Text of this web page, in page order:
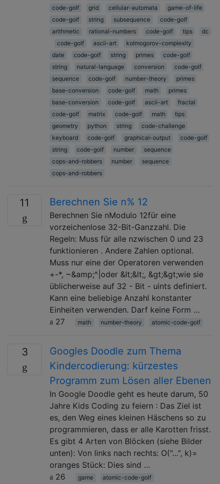
code-golf
grid cellular-automata
game-of-life
code-golf
string subsequence
code-golf
arithmetic
rational-numbers code-golf tips
dc
code-golf
ascii-art
kolmogorov-complexity
date
code-golf string primes
code-golf
string
natural-language conversion
code-golf
sequence
code-golf number-theory
primes
base-conversion
code-golf math
primes
base-conversion
code-golf ascii-art
fractal
code-golf
matrix code-golf math
tips
geometry
python string
code-challenge
keyboard
code-golf graphical-output
code-golf
string
code-golf number
sequence
cops-and-robbers
number
sequence
cops-and-robbers
11 Berechnen Sie n% 12
Berechnen Sie nModulo 12für eine
vorzeichenlose 32-Bit-Ganzzahl. Die
Regeln: Muss für alle nzwischen 0 und 23
funktionieren . Andere Zahlen optional.
Muss nur eine der Operatoren verwenden
+-*, ~&amp;^|oder &lt;&lt;, &gt;&gt;wie sie
üblicherweise auf 32 - Bit - uints definiert.
Kann eine beliebige Anzahl konstanter
Einheiten verwenden. Darf keine Form …
27
math number-theory atomic-code-golf
3
Googles Doodle zum Thema
Kindercodierung: kürzestes
Programm zum Lösen aller Ebenen
In Google Doodle geht es heute darum, 50
Jahre Kids Coding zu feiern : Das Ziel ist
es, den Weg eines kleinen Häschens so zu
programmieren, dass er alle Karotten frisst.
Es gibt 4 Arten von Blöcken (siehe Bilder
unten): Von links nach rechts: O("...", k)=
oranges Stück: Dies sind …
26
game atomic-code-golf